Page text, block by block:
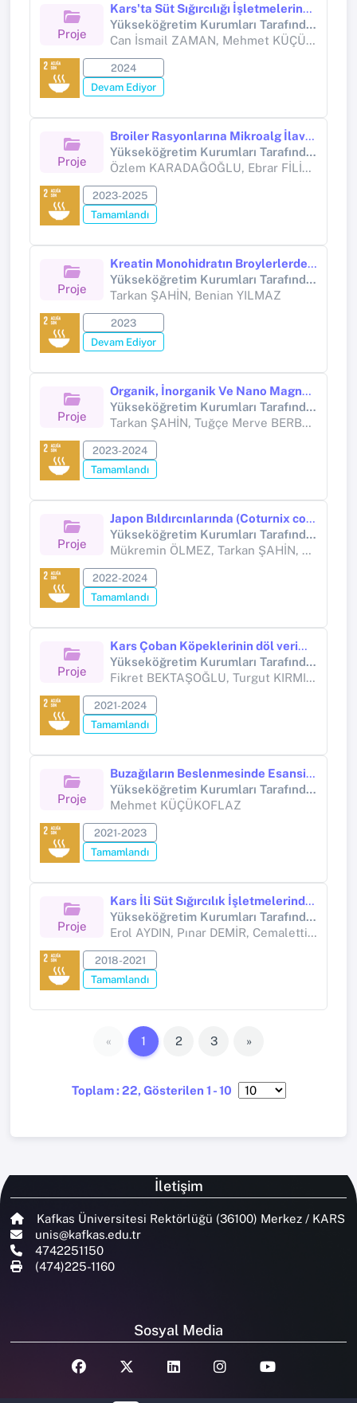
Proje
Kars'ta Süt Sığırcılığı İşletmelerinde İnfertiliteye Bağlı Finansal Kayıpların Belirlenmesi
Yükseköğretim Kurumları Tarafından Destekli Bilimsel Araştırma Projesi (Yükseköğretim Kurumları tarafından destekli bilimsel araştırma projesi)
Can İsmail ZAMAN, Mehmet KÜÇÜKOFLAZ, Erol AYDIN, Savaş SARIÖZKAN, Merve AYYILDIZ
2024
Devam Ediyor
Proje
Broiler Rasyonlarına Mikroalg İlavesinin Performans, Karkas Özellikleri, Bazı İç Organ Ağırlıkları, Et Kalitesi, Göğüs Eti Antioksidan Durumu ve Et Yağ Asidi Profili Üzerine Etkileri
Yükseköğretim Kurumları Tarafından Destekli Bilimsel Araştırma Projesi (Yükseköğretim Kurumları tarafından destekli bilimsel araştırma projesi)
Özlem KARADAĞOĞLU, Ebrar FİLİZOĞLU
2023-2025
Tamamlandı
Proje
Kreatin Monohidratın Broylerlerde Performans, Bazı Kan Parametreleri, Et Kalitesi, Histolojik Parametreler, Kas Lifi Boyu ve Tibia Özellikleri Üzerine Etkileri
Yükseköğretim Kurumları Tarafından Destekli Bilimsel Araştırma Projesi
Tarkan ŞAHİN, Benian YILMAZ
2023
Devam Ediyor
Proje
Organik, İnorganik Ve Nano Magnezyum Kaynaklarının Broylerlerde Performans, Bazı Kan Parametreleri, Antioksidan, Et Kalitesi, Histolojik ve Dışkı Parametreleri Üzerine Etkileri
Yükseköğretim Kurumları Tarafından Destekli Bilimsel Araştırma Projesi (Yükseköğretim Kurumları tarafından destekli bilimsel araştırma projesi)
Tarkan ŞAHİN, Tuğçe Merve BERBEROĞLU
2023-2024
Tamamlandı
Proje
Japon Bıldırcınlarında (Coturnix coturnix Japonica) Zerdeçal Sıvı Ekstraktının Büyüme Performansı, Kan Parametreleri ve Et Kalitesi Üzerine Etkisi
Yükseköğretim Kurumları Tarafından Destekli Bilimsel Araştırma Projesi (Yükseköğretim Kurumları tarafından destekli bilimsel araştırma projesi)
Mükremin ÖLMEZ, Tarkan ŞAHİN, Roshan RİAZ
2022-2024
Tamamlandı
Proje
Kars Çoban Köpeklerinin döl verimi, büyüme, bazı beden ölçüleri ve morfolojik özelliklerinin belirlenmesi
Yükseköğretim Kurumları Tarafından Destekli Bilimsel Araştırma Projesi (Yükseköğretim Kurumları tarafından destekli bilimsel araştırma projesi)
Fikret BEKTAŞOĞLU, Turgut KIRMIZIBAYRAK
2021-2024
Tamamlandı
Proje
Buzağıların Beslenmesinde Esansiyel Yağ Kullanımının Performans, Hastalık, Yaşama Gücü ve Üretim Maliyeti Üzerine Etkileri
Yükseköğretim Kurumları Tarafından Destekli Bilimsel Araştırma Projesi (Yükseköğretim Kurumları tarafından destekli bilimsel araştırma projesi)
Mehmet KÜÇÜKOFLAZ
2021-2023
Tamamlandı
Proje
Kars İli Süt Sığırcılık İşletmelerinde Meydana Gelen Döl Verim Kayıplarının Teknik ve Ekonomik Yönden Değerlendirilmesi
Yükseköğretim Kurumları Tarafından Destekli Bilimsel Araştırma Projesi (Yükseköğretim Kurumları tarafından destekli bilimsel araştırma projesi)
Erol AYDIN, Pınar DEMİR, Cemalettin AYVAZOĞLU
2018-2021
Tamamlandı
Toplam : 22, Gösterilen 1 - 10
« 1 2 3 »
İletişim
Kafkas Üniversitesi Rektörlüğü (36100) Merkez / KARS
unis@kafkas.edu.tr
4742251150
(474)225-1160
Sosyal Media